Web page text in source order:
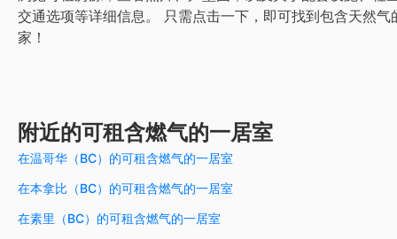
交通选项等详细信息。
只需点击一下，即可找到包含天然气
家！
附近的可租含燃气的一居室
在温哥华（BC）的可租含燃气的一居室
在本拿比（BC）的可租含燃气的一居室
在素里（BC）的可租含燃气的一居室